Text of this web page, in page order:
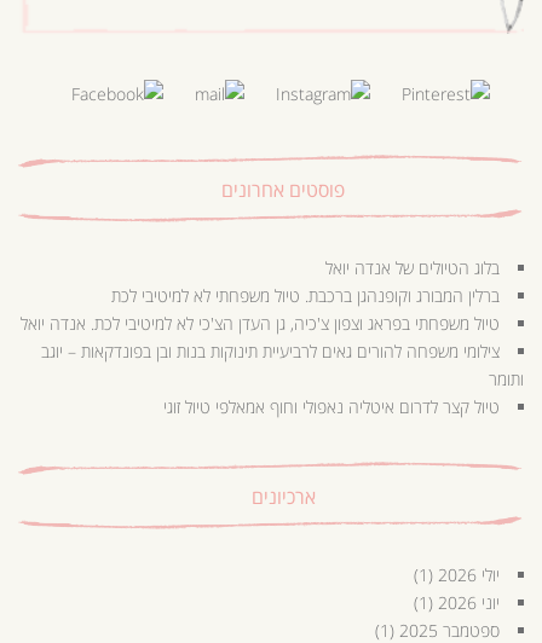
פוסטים אחרונים
בלוג הטיולים של אנדה יואל
ברלין המבורג וקופנהגן ברכבת. טיול משפחתי לא למיטיבי לכת
טיול משפחתי בפראג וצפון צ'כיה, גן העדן הצ'כי לא למיטיבי לכת. אנדה יואל
צילומי משפחה להורים גאים לרביעיית תינוקות בנות ובן בפונדקאות – יוגב
ותומר
טיול קצר לדרום איטליה נאפולי וחוף אמאלפי טיול זוגי
ארכיונים
יולי 2026
(1)
יוני 2026
(1)
ספטמבר 2025
(1)